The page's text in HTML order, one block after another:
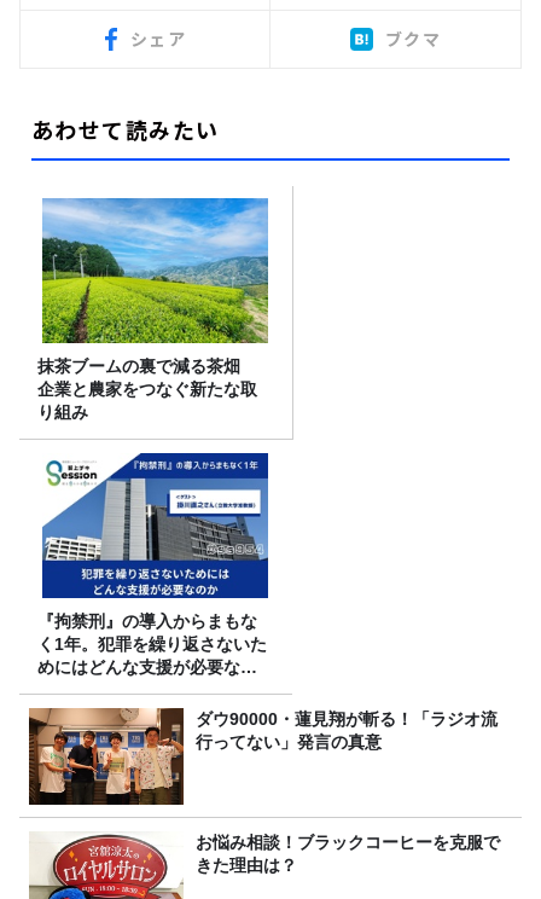
シェア ブクマ
あわせて読みたい
抹茶ブームの裏で減る茶畑
企業と農家をつなぐ新たな取
り組み
『拘禁刑』の導入からまもな
く1年。犯罪を繰り返さないた
めにはどんな支援が必要なの
か
ダウ90000・蓮見翔が斬る！「ラジオ流
行ってない」発言の真意
お悩み相談！ブラックコーヒーを克服で
きた理由は？